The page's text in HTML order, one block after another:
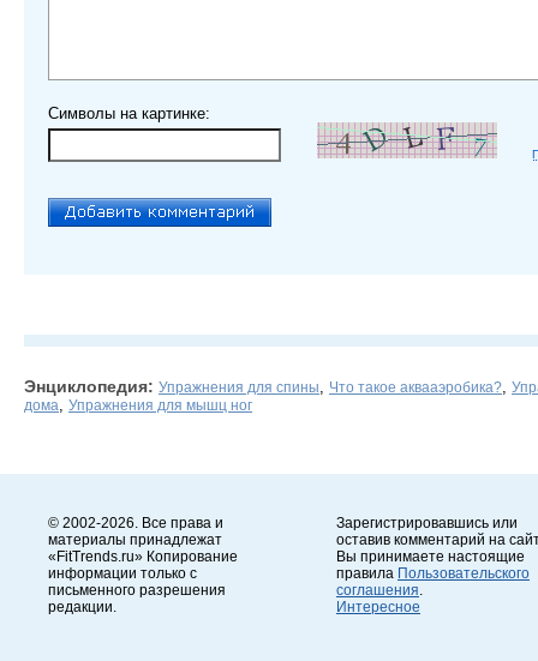
Символы на картинке:
Энциклопедия: Упражнения для спины Что такое аквааэробика?
дома
Упражнения для мышц ног
© 2002-2026. Все права и
материалы принадлежат
«FitTrends.ru» Копирование
информации только с
письменного разрешения
редакции.
Зарегистрировавшись или
оставив комментарий на
Вы принимаете настоящие
правила Пользовательского
соглашения
Интересное